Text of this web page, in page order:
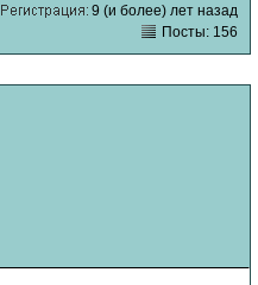
9 (и более) лет назад
Посты: 156